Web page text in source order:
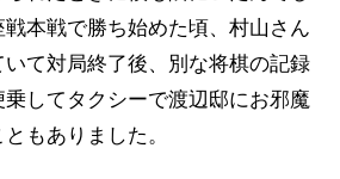
本戦で勝ち始めた頃、村山さん
て対局終了後、別な将棋の記録
してタクシーで渡辺邸にお邪魔
もありました。